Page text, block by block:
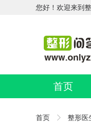
您好！欢迎来到
首页
首页 整形医